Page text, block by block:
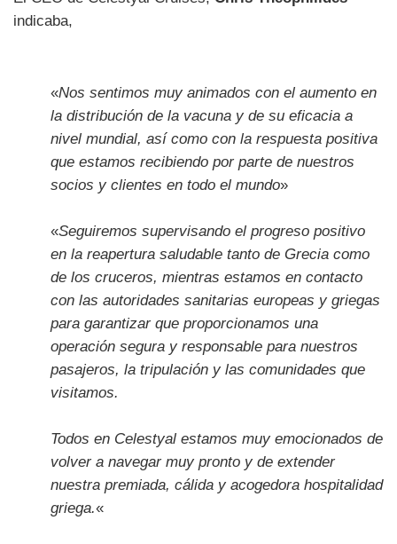
indicaba,
«Nos sentimos muy animados con el aumento en
la distribución de la vacuna y de su eficacia a
nivel mundial, así como con la respuesta positiva
que estamos recibiendo por parte de nuestros
socios y clientes en todo el mundo»
«Seguiremos supervisando el progreso positivo
en la reapertura saludable tanto de Grecia como
de los cruceros, mientras estamos en contacto
con las autoridades sanitarias europeas y griegas
para garantizar que proporcionamos una
operación segura y responsable para nuestros
pasajeros, la tripulación y las comunidades que
visitamos.
Todos en Celestyal estamos muy emocionados de
volver a navegar muy pronto y de extender
nuestra premiada, cálida y acogedora hospitalidad
griega.«